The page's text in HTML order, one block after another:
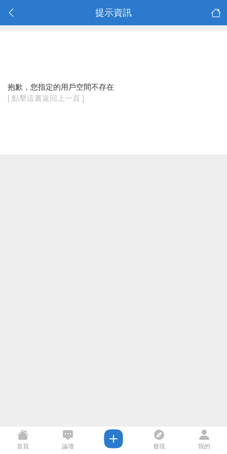
提示資訊
抱歉，您指定的用戶空間不存在
[ 點擊這裏返回上一頁 ]
首頁 論壇 發現 我的